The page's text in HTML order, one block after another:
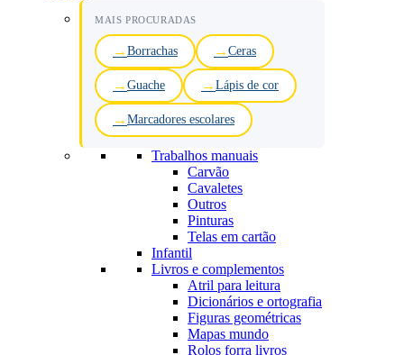
MAIS PROCURADAS
Borrachas Ceras
Guache Lápis de cor
Marcadores escolares
Trabalhos manuais
Carvão
Cavaletes
Outros
Pinturas
Telas em cartão
Infantil
Livros e complementos
Atril para leitura
Dicionários e ortografia
Figuras geométricas
Mapas mundo
Rolos forra livros